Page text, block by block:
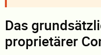
Das
proprietärer